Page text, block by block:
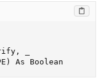
_
As Boolean